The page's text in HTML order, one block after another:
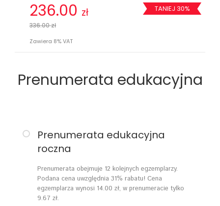
236.00 zł
336.00 zł
Zawiera 8% VAT
TANIEJ 30%
Prenumerata edukacyjna
Prenumerata edukacyjna
roczna
Prenumerata obejmuje 12 kolejnych egzemplarzy.
Podana cena uwzględnia 31% rabatu! Cena
egzemplarza wynosi 14.00 zł, w prenumeracie tylko
9.67 zł.